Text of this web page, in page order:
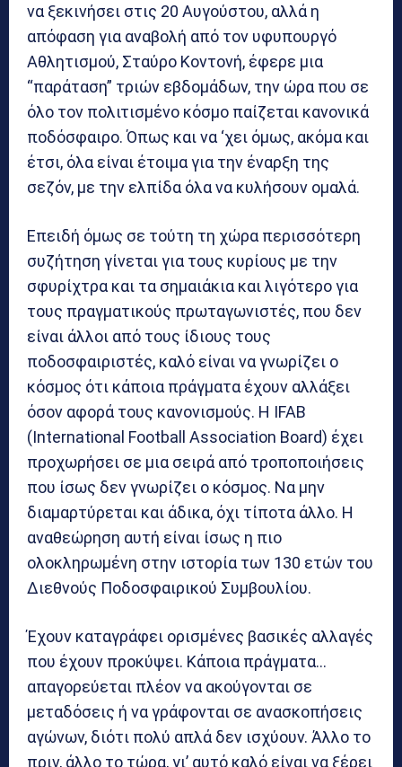
να ξεκινήσει στις 20 Αυγούστου, αλλά η
απόφαση για αναβολή από τον υφυπουργό
Αθλητισμού, Σταύρο Κοντονή, έφερε μια
“παράταση” τριών εβδομάδων, την ώρα που σε
όλο τον πολιτισμένο κόσμο παίζεται κανονικά
ποδόσφαιρο. Όπως και να ‘χει όμως, ακόμα και
έτσι, όλα είναι έτοιμα για την έναρξη της
σεζόν, με την ελπίδα όλα να κυλήσουν ομαλά.
Επειδή όμως σε τούτη τη χώρα περισσότερη
συζήτηση γίνεται για τους κυρίους με την
σφυρίχτρα και τα σημαιάκια και λιγότερο για
τους πραγματικούς πρωταγωνιστές, που δεν
είναι άλλοι από τους ίδιους τους
ποδοσφαιριστές, καλό είναι να γνωρίζει ο
κόσμος ότι κάποια πράγματα έχουν αλλάξει
όσον αφορά τους κανονισμούς. Η IFAB
(International Football Association Board) έχει
προχωρήσει σε μια σειρά από τροποποιήσεις
που ίσως δεν γνωρίζει ο κόσμος. Να μην
διαμαρτύρεται και άδικα, όχι τίποτα άλλο. Η
αναθεώρηση αυτή είναι ίσως η πιο
ολοκληρωμένη στην ιστορία των 130 ετών του
Διεθνούς Ποδοσφαιρικού Συμβουλίου.
Έχουν καταγράφει ορισμένες βασικές αλλαγές
που έχουν προκύψει. Κάποια πράγματα…
απαγορεύεται πλέον να ακούγονται σε
μεταδόσεις ή να γράφονται σε ανασκοπήσεις
αγώνων, διότι πολύ απλά δεν ισχύουν. Άλλο το
πριν, άλλο το τώρα, γι’ αυτό καλό είναι να ξέρει